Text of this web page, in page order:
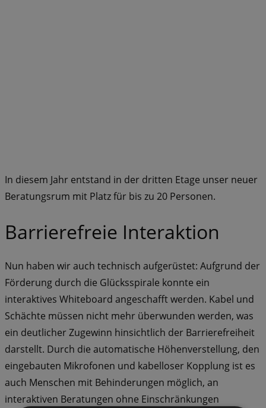
In diesem Jahr entstand in der dritten Etage unser neuer
Beratungsrum mit Platz für bis zu 20 Personen.
Barrierefreie Interaktion
Nun haben wir auch technisch aufgerüstet: Aufgrund der
Förderung durch die Glücksspirale konnte ein
interaktives Whiteboard angeschafft werden. Kabel und
Schächte müssen nicht mehr überwunden werden, was
ein deutlicher Zugewinn hinsichtlich der Barrierefreiheit
darstellt. Durch die automatische Höhenverstellung, den
eingebauten Mikrofonen und kabelloser Kopplung ist es
auch Menschen mit Behinderungen möglich, an
interaktiven Beratungen ohne Einschränkungen